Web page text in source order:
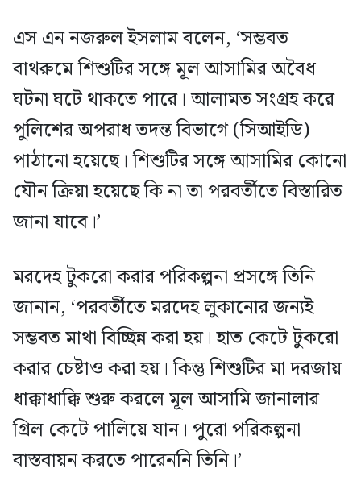
এস এন নজরুল ইসলাম বলেন, ‘সম্ভবত
বাথরুমে শিশুটির সঙ্গে মূল আসামির অবৈধ
ঘটনা ঘটে থাকতে পারে। আলামত সংগ্রহ করে
পুলিশের অপরাধ তদন্ত বিভাগে (সিআইডি)
পাঠানো হয়েছে। শিশুটির সঙ্গে আসামির কোনো
যৌন ক্রিয়া হয়েছে কি না তা পরবর্তীতে বিস্তারিত
জানা যাবে।’
মরদেহ টুকরো করার পরিকল্পনা প্রসঙ্গে তিনি
জানান, ‘পরবর্তীতে মরদেহ লুকানোর জন্যই
সম্ভবত মাথা বিচ্ছিন্ন করা হয়। হাত কেটে টুকরো
করার চেষ্টাও করা হয়। কিন্তু শিশুটির মা দরজায়
ধাক্কাধাক্কি শুরু করলে মূল আসামি জানালার
গ্রিল কেটে পালিয়ে যান। পুরো পরিকল্পনা
বাস্তবায়ন করতে পারেননি তিনি।’